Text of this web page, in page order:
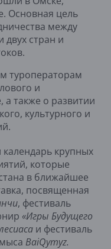
Основная цель
между
стран и
туроператорам
и
а также о развитии
культурного и
крупных
которые
в ближайшее
посвященная
, фестиваль
«Игры Будущего
и фестиваль
BaiQymyz.